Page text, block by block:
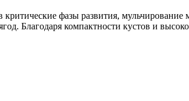
фазы развития, мульчирование
Благодаря компактности кустов и